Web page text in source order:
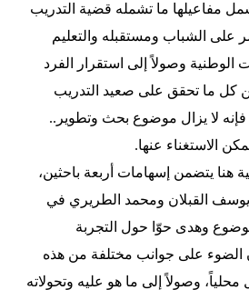
مفاعيلها ما تشمله قضية التدريب
على الشباب ومستقبله والتعليم
الوطنية وصولاً إلى استقرار الفرد
كل ما تحقق على صعيد التدريب
فإنه لا يزال موضوع بحث وتطوير..
الاستغناء عنها.
هنا يتضمن إسهامات أربعة باحثين،
القبلان ومحمد الطريري في
وهدى حوّا حول التجربة
الضوء على جوانب مختلفة من هذه
وصولاً إلى ما هو عليه وتحولاته